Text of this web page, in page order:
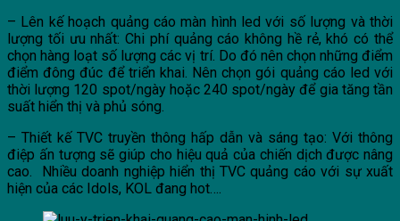
– Lên kế hoạch quảng cáo màn hình led với số lượng và thời
lượng tối ưu nhất: Chi phí quảng cáo không hề rẻ, khó có thể
chọn hàng loạt số lượng các vị trí. Do đó nên chọn những điểm
điểm đông đúc để triển khai. Nên chọn gói quảng cáo led với
thời lượng 120 spot/ngày hoặc 240 spot/ngày để gia tăng tần
suất hiển thị và phủ sóng.
– Thiết kế TVC truyền thông hấp dẫn và sáng tạo: Với thông
điệp ấn tượng sẽ giúp cho hiệu quả của chiến dịch được nâng
cao. Nhiều doanh nghiệp hiển thị TVC quảng cáo với sự xuất
hiện của các Idols, KOL đang hot….